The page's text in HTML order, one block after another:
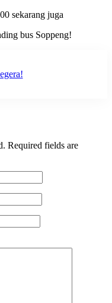
sekarang juga
bus Soppeng!
Required fields are